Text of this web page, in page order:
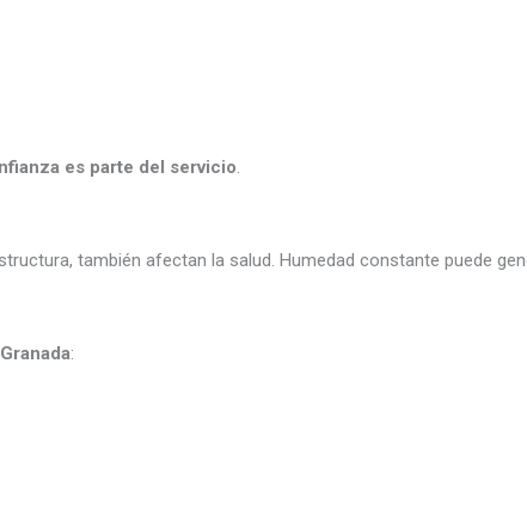
es parte del servicio
también afectan la salud. Humedad constante puede
: